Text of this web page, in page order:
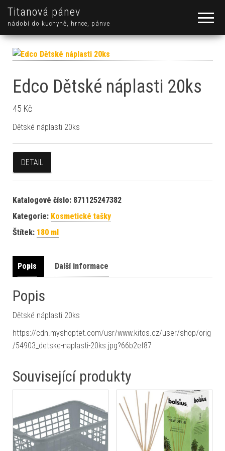
Titanová pánev
nádobí do kuchyně, hrnce, pánve
Edco Dětské náplasti 20ks
45 Kč
Dětské náplasti 20ks
DETAIL
Katalogové číslo: 871125247382
Kategorie: Kosmetické tašky
Štítek: 180 ml
Popis Další informace
Popis
Dětské náplasti 20ks
https://cdn.myshoptet.com/usr/www.kitos.cz/user/shop/orig
/54903_detske-naplasti-20ks.jpg?66b2ef87
Související produkty